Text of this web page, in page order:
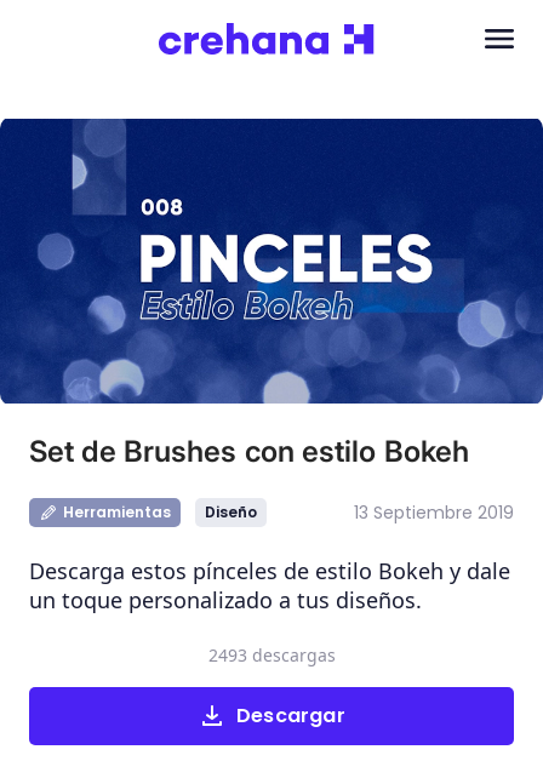
Set de Brushes con estilo Bokeh
Herramientas Diseño 13 Septiembre 2019
Descarga estos pínceles de estilo Bokeh y dale
un toque personalizado a tus diseños.
Descargar
2493 descargas